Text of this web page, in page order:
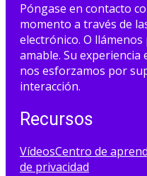
Póngase en contacto
momento a través de
electrónico. O
amable. Su
nos esforzamos por
interacción.
Recursos
VídeosCentro de
de privacidad